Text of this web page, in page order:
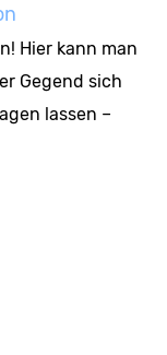
Hier kann man
Gegend sich
lassen –